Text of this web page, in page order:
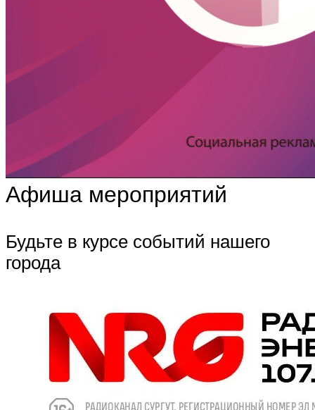
Афиша мероприятий
Будьте в курсе событий нашего
города